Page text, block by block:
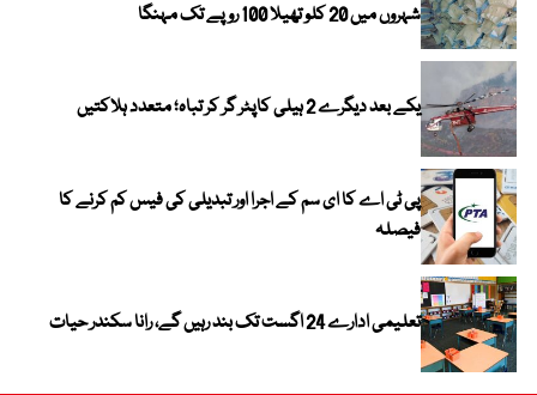
شہروں میں 20 کلو تھیلا 100 روپے تک مہنگا
یکے بعد دیگرے 2 ہیلی کاپٹر گر کر تباہ؛ متعدد ہلاکتیں
پی ٹی اے کا ای سم کے اجرا اور تبدیلی کی فیس کم کرنے کا
فیصلہ
تعلیمی ادارے 24 اگست تک بند رہیں گے، رانا سکندر حیات